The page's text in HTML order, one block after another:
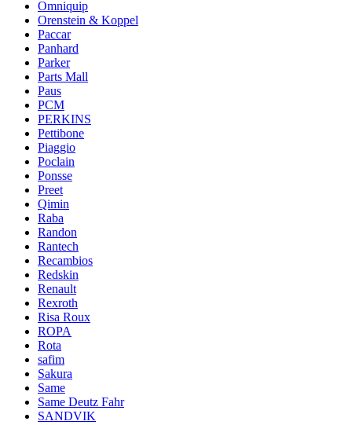
Omniquip
Orenstein & Koppel
Paccar
Panhard
Parker
Parts Mall
Paus
PCM
PERKINS
Pettibone
Piaggio
Poclain
Ponsse
Preet
Qimin
Raba
Randon
Rantech
Recambios
Redskin
Renault
Rexroth
Risa Roux
ROPA
Rota
safim
Sakura
Same
Same Deutz Fahr
SANDVIK